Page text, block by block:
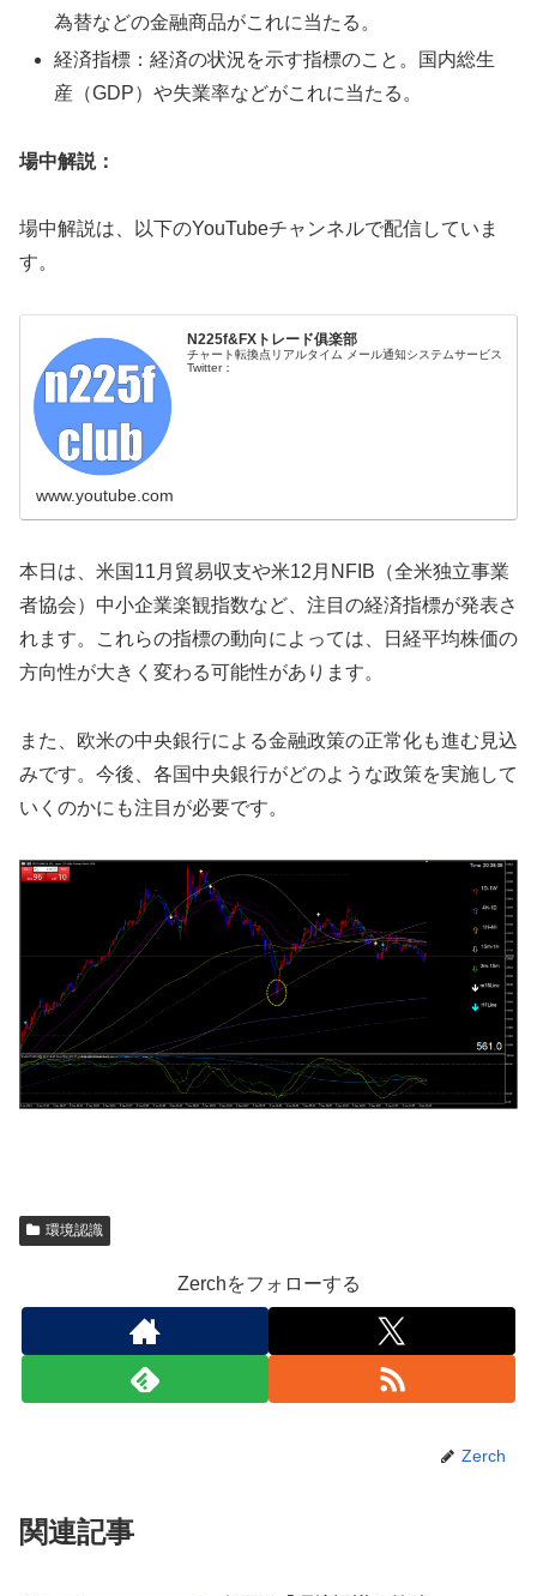
為替などの金融商品がこれに当たる。
経済指標：経済の状況を示す指標のこと。国内総生
産（GDP）や失業率などがこれに当たる。
場中解説：
場中解説は、以下のYouTubeチャンネルで配信していま
す。
N225f&FXトレード俱楽部
チャート転換点リアルタイム メール通知システムサービス
Twitter：
www.youtube.com
本日は、米国11月貿易収支や米12月NFIB（全米独立事業
者協会）中小企業楽観指数など、注目の経済指標が発表さ
れます。これらの指標の動向によっては、日経平均株価の
方向性が大きく変わる可能性があります。
また、欧米の中央銀行による金融政策の正常化も進む見込
みです。今後、各国中央銀行がどのような政策を実施して
いくのかにも注目が必要です。
環境認識
Zerchをフォローする
Zerch
関連記事